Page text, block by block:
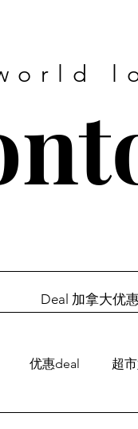
Deal 加拿大优
优惠deal 超